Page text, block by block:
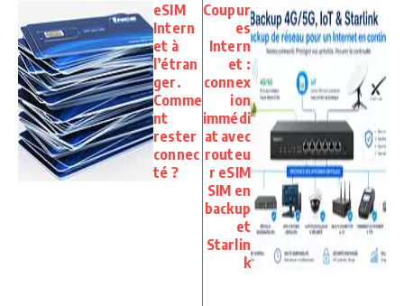
eSIM
Intern
et à
l’étran
ger.
Comme
nt
rester
connec
té ?
Coupur
es
Intern
et :
connex
ion
immédi
at avec
routeu
r eSIM
SIM en
backup
et
Starlin
k